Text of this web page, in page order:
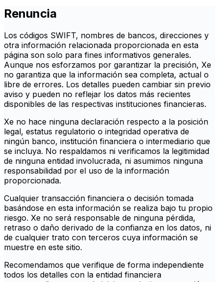
Renuncia
Los códigos SWIFT, nombres de bancos, direcciones y
otra información relacionada proporcionada en esta
página son solo para fines informativos generales.
Aunque nos esforzamos por garantizar la precisión, Xe
no garantiza que la información sea completa, actual o
libre de errores. Los detalles pueden cambiar sin previo
aviso y pueden no reflejar los datos más recientes
disponibles de las respectivas instituciones financieras.
Xe no hace ninguna declaración respecto a la posición
legal, estatus regulatorio o integridad operativa de
ningún banco, institución financiera o intermediario que
se incluya. No respaldamos ni verificamos la legitimidad
de ninguna entidad involucrada, ni asumimos ninguna
responsabilidad por el uso de la información
proporcionada.
Cualquier transacción financiera o decisión tomada
basándose en esta información se realiza bajo tu propio
riesgo. Xe no será responsable de ninguna pérdida,
retraso o daño derivado de la confianza en los datos, ni
de cualquier trato con terceros cuya información se
muestre en este sitio.
Recomendamos que verifique de forma independiente
todos los detalles con la entidad financiera